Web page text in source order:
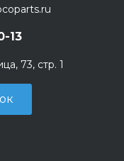
13
73, стр. 1